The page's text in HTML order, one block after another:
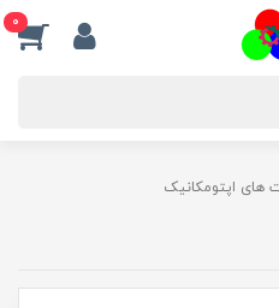
0
های اپتومکانیک